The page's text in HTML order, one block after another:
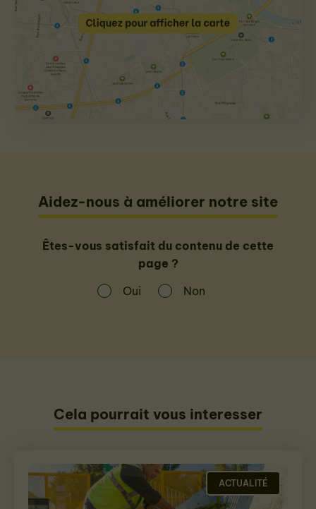
Aidez-nous à améliorer notre site
Êtes-vous satisfait du contenu de cette
page ?
Oui
Non
Cela pourrait vous interesser
ACTUALITÉ